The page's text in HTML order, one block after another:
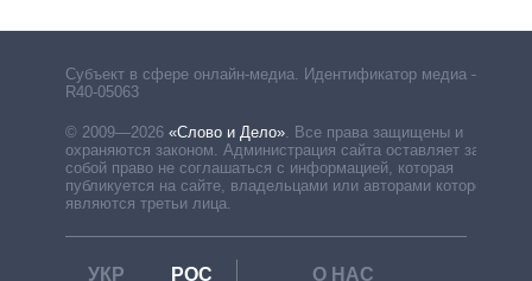
Субъект в сфере онлайн-медиа. Идентификатор медиа –
R40-05063
© 2009—2026 «Слово и Дело». Все права защищены и
охраняются законом. Администрация сайта оставляет за
собой право не соглашаться с информацией, которая
публикуется на сайте, владельцами или авторами которой
являются третьи лица.
УКР РОС
О НАС